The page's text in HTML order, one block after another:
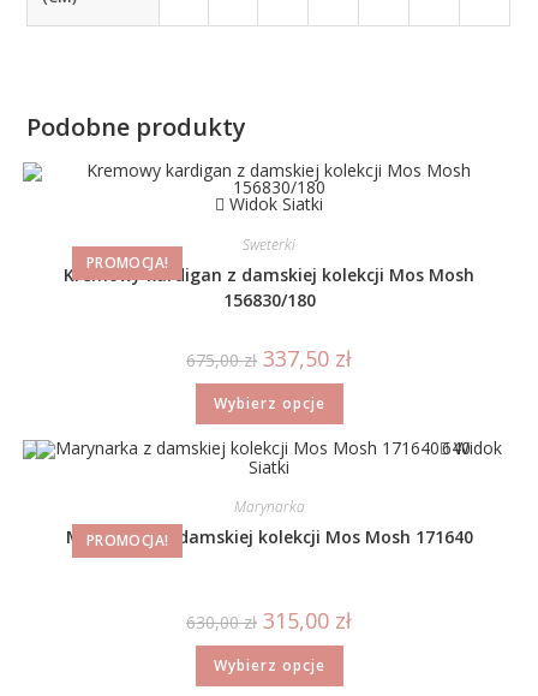
Podobne produkty
PROMOCJA!
Widok Siatki
Sweterki
Kremowy kardigan z damskiej kolekcji Mos Mosh
156830/180
675,00zł 337,50 zł
Wybierz opcje
PROMOCJA!
Widok
Siatki
Marynarka
Marynarka z damskiej kolekcji Mos Mosh 171640
630,00zł 315,00 zł
Wybierz opcje